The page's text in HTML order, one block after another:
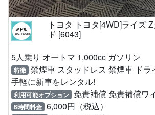
トヨタ トヨタ[4WD]ライズ
ド [6043]
5人乗り オートマ 1,000cc ガソリン
特徴 禁煙車 スタッドレス 禁煙車 ドラ
手軽に新車をレンタル!
利用可能オプション 免責補償 免責補償ワ
6時間料金 6,000円（税込）